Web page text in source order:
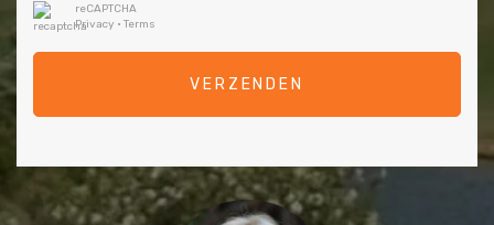
reCAPTCHA
Privacy • Terms
VERZENDEN